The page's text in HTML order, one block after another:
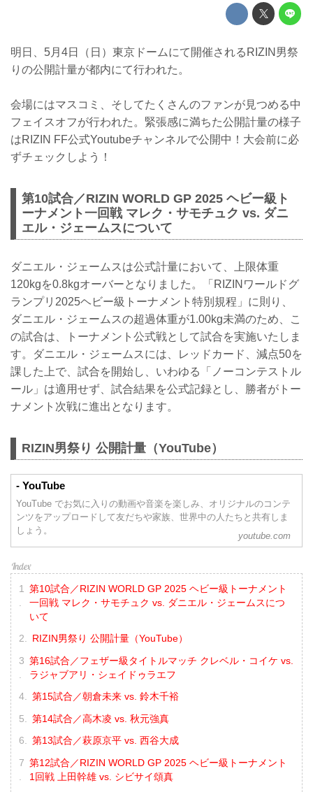
明日、5月4日（日）東京ドームにて開催されるRIZIN男祭
りの公開計量が都内にて行われた。
会場にはマスコミ、そしてたくさんのファンが見つめる中
フェイスオフが行われた。緊張感に満ちた公開計量の様子
はRIZIN FF公式Youtubeチャンネルで公開中！大会前に必
ずチェックしよう！
第10試合／RIZIN WORLD GP 2025 ヘビー級ト
ーナメント一回戦 マレク・サモチュク vs. ダニ
エル・ジェームスについて
ダニエル・ジェームスは公式計量において、上限体重
120kgを0.8kgオーバーとなりました。「RIZINワールドグ
ランプリ2025ヘビー級トーナメント特別規程」に則り、
ダニエル・ジェームスの超過体重が1.00kg未満のため、こ
の試合は、トーナメント公式戦として試合を実施いたしま
す。ダニエル・ジェームスには、レッドカード、減点50を
課した上で、試合を開始し、いわゆる「ノーコンテストル
ール」は適用せず、試合結果を公式記録とし、勝者がトー
ナメント次戦に進出となります。
RIZIN男祭り 公開計量（YouTube）
- YouTube
YouTube でお気に入りの動画や音楽を楽しみ、オリジナルのコンテ
ンツをアップロードして友だちや家族、世界中の人たちと共有しま
しょう。
youtube.com
第10試合／RIZIN WORLD GP 2025 ヘビー級トーナメント
一回戦 マレク・サモチュク vs. ダニエル・ジェームスにつ
いて
RIZIN男祭り 公開計量（YouTube）
第16試合／フェザー級タイトルマッチ クレベル・コイケ vs.
ラジャブアリ・シェイドゥラエフ
第15試合／朝倉未来 vs. 鈴木千裕
第14試合／高木凌 vs. 秋元強真
第13試合／萩原京平 vs. 西谷大成
第12試合／RIZIN WORLD GP 2025 ヘビー級トーナメント
1回戦 上田幹雄 vs. シビサイ頌真